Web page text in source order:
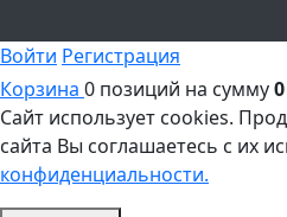
Войти Регистрация
Корзина 0 позиций на сумму
Сайт использует cookies.
сайта Вы соглашаетесь с их
конфиденциальности.